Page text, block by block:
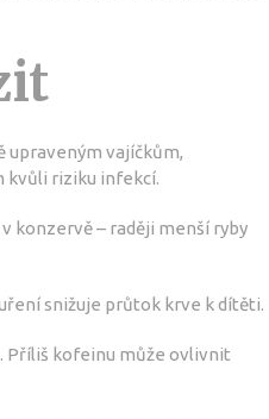
upraveným vajíčkům,
kvůli riziku infekcí.
konzervě – raději menší ryby
snižuje průtok krve k dítěti.
Příliš kofeinu může ovlivnit